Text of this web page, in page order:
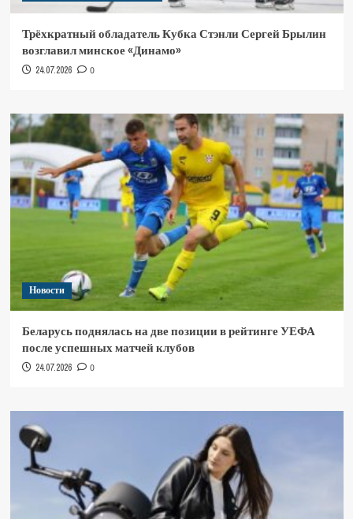
Трёхкратный обладатель Кубка Стэнли Сергей Брылин
возглавил минское «Динамо»
24.07.2026 0
Новости
Беларусь поднялась на две позиции в рейтинге УЕФА
после успешных матчей клубов
24.07.2026 0